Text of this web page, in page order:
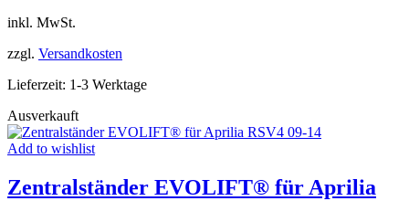
inkl. MwSt.
zzgl. Versandkosten
Lieferzeit: 1-3 Werktage
Ausverkauft
Add to wishlist
Zentralständer EVOLIFT® für Aprilia